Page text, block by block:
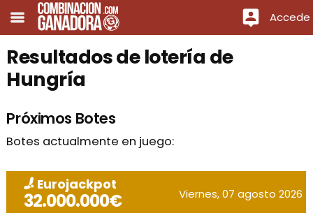
Accede
Resultados de lotería de
Hungría
Próximos Botes
Botes actualmente en juego:
Eurojackpot
32.000.000€ Viernes, 07 agosto 2026